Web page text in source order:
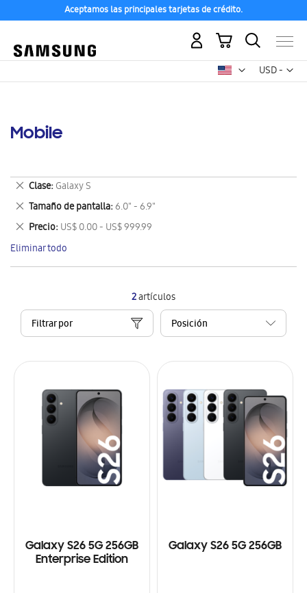
Aceptamos las principales tarjetas de crédito.
USD -
dólar
Mi carrito
Mobile
2artículos
Filtrar por
Galaxy S26 5G 256GB
Enterprise Edition
Galaxy S26 5G 256GB
Clase Galaxy S
Eliminar
este
artículo
Tamaño de pantalla 6.0" - 6.9"
Eliminar
este
artículo
Precio US$ 0.00 - US$ 999.99
Eliminar
este
artículo
Eliminar todo